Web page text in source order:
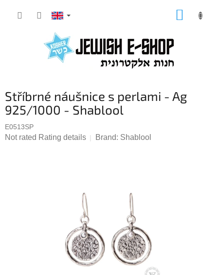
Stříbrné náušnice s perlami - Ag
925/1000 - Shablool
E0513SP
The
Not rated Rating details Brand: Shablool